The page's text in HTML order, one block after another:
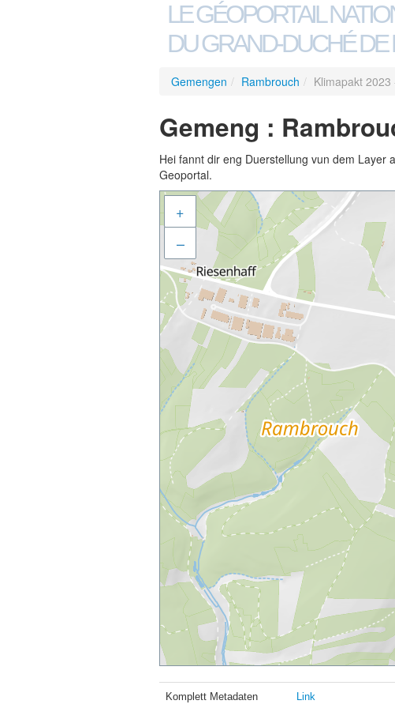
LE GÉOPORTAIL
DU GRAND-DUCHÉ
Gemengen / Rambrouch / Klimapakt 2023
Gemeng :
Hei fannt dir eng Duerstellung vun dem Layer
Geoportal.
+
–
Komplett Metadaten Link